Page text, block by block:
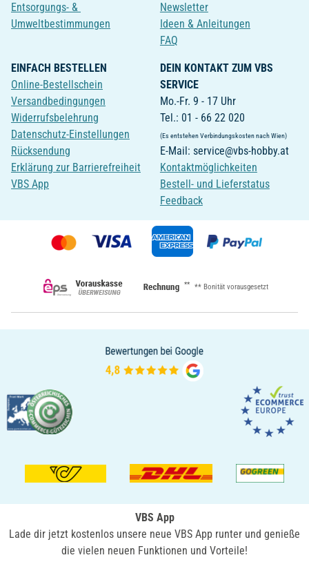
Entsorgungs- &
Umweltbestimmungen
Newsletter
Ideen & Anleitungen
FAQ
EINFACH BESTELLEN
Online-Bestellschein
Versandbedingungen
Widerrufsbelehrung
Datenschutz-Einstellungen
Rücksendung
Erklärung zur Barrierefreiheit
VBS App
DEIN KONTAKT ZUM VBS
SERVICE
Mo.-Fr. 9 - 17 Uhr
Tel.: 01 - 66 22 020
(Es entstehen Verbindungskosten nach Wien)
E-Mail: service@vbs-hobby.at
Kontaktmöglichkeiten
Bestell- und Lieferstatus
Feedback
** ** Bonität vorausgesetzt
VBS App
Lade dir jetzt kostenlos unsere neue VBS App runter und genieße
die vielen neuen Funktionen und Vorteile!